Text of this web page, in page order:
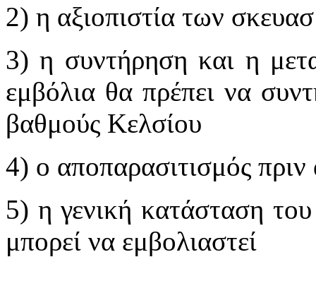
2) η αξιοπιστία των
3) η συντήρηση και η
εμβόλια θα πρέπει να
βαθμούς Κελσίου
4) ο αποπαρασιτισμός
5) η γενική κατάσταση
μπορεί να εμβολιαστεί